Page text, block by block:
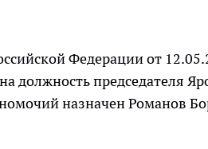
Федерации от
должность председателя
назначен Романов